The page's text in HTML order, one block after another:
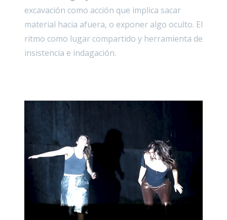
excavación como acción que implica sacar
material hacia afuera, o exponer algo oculto. El
ritmo como lugar compartido y herramienta de
insistencia e indagación.